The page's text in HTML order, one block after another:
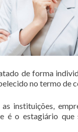
de forma
no termo de
instituições,
é o estagiário